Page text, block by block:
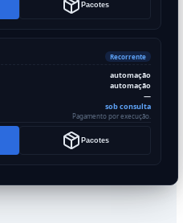
Pacotes
Recorrente
automação
automação
—
sob consulta
Pagamento por execução.
Pacotes